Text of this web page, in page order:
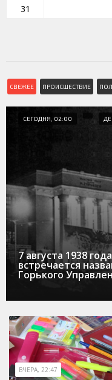
31
СВЕЖЕЕ ПРОИСШЕСТВИЕ
СЕГОДНЯ, 02:00
7 августа 1938
встречается
Горького
ВЧЕРА, 22:47